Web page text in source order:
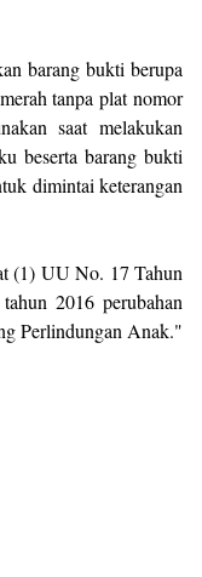
barang bukti berupa
tanpa plat nomor
saat melakukan
beserta barang bukti
dimintai keterangan
(1) UU No. 17 Tahun
2016 perubahan
Perlindungan Anak."